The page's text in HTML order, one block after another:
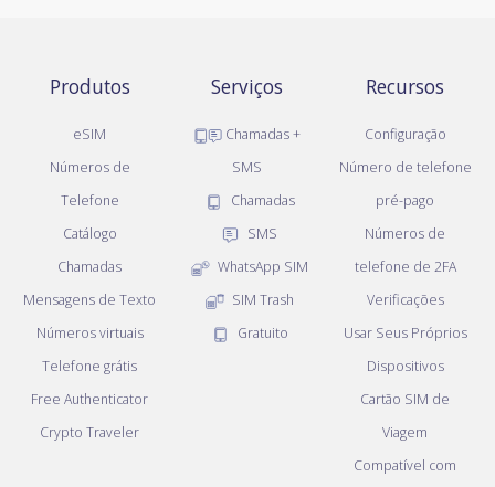
Produtos
eSIM
Números de
Telefone
Catálogo
Chamadas
Mensagens de Texto
Números virtuais
Telefone grátis
Free Authenticator
Crypto Traveler
Serviços
Chamadas +
SMS
Chamadas
SMS
WhatsApp SIM
SIM Trash
Gratuito
Recursos
Configuração
Número de telefone
pré-pago
Números de
telefone de 2FA
Verificações
Usar Seus Próprios
Dispositivos
Cartão SIM de
Viagem
Compatível com